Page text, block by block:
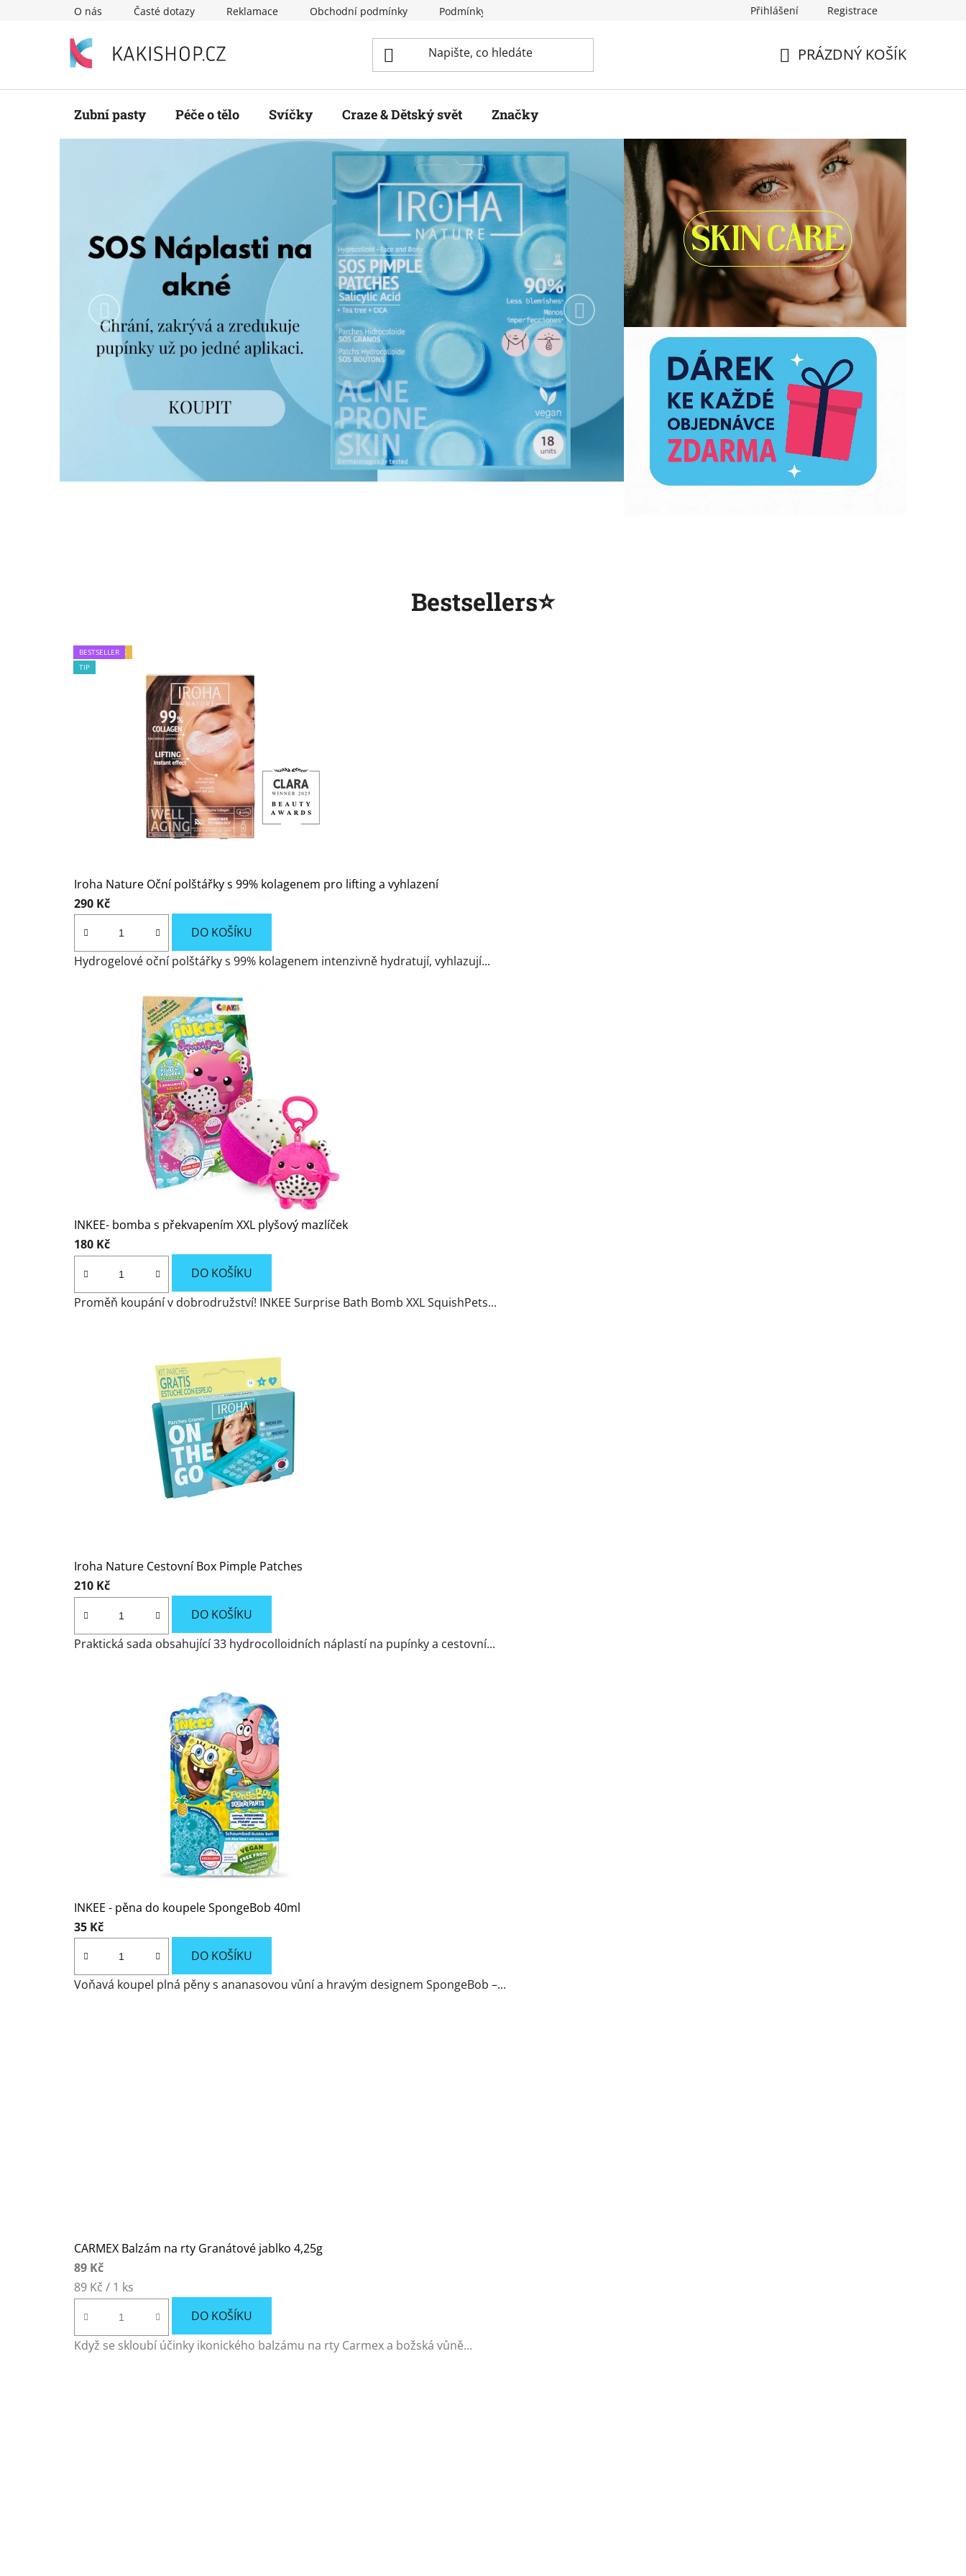
O nás Časté dotazy Reklamace Obchodní podmínky Podmínky ochrany osobních údajů Přihlášení Registrace
PRÁZDNÝ KOŠÍK
Zubní pasty Péče o tělo Svíčky Craze & Dětský svět Značky
Předchozí Následující
Bestsellers⭐️
Iroha Nature Oční polštářky s 99% kolagenem pro lifting a vyhlazení
290 Kč
DO KOŠÍKU
Hydrogelové oční polštářky s 99% kolagenem intenzivně hydratují, vyhlazují...
NOVINKA
TIP
INKEE- bomba s překvapením XXL plyšový mazlíček
180 Kč
DO KOŠÍKU
Proměň koupání v dobrodružství! INKEE Surprise Bath Bomb XXL SquishPets...
NOVINKA
Iroha Nature Cestovní Box Pimple Patches
210 Kč
DO KOŠÍKU
Praktická sada obsahující 33 hydrocolloidních náplastí na pupínky a cestovní...
TIP
INKEE - pěna do koupele SpongeBob 40ml
35 Kč
DO KOŠÍKU
Voňavá koupel plná pěny s ananasovou vůní a hravým designem SpongeBob –...
CARMEX Balzám na rty Granátové jablko 4,25g
89 Kč
Měrná
89 Kč / 1 ks
DO KOŠÍKU
Když se skloubí účinky ikonického balzámu na rty Carmex a božská vůně...
TIP
BESTSELLER
TIP
TIP
TIP
TIP
BESTSELLER
BESTSELLER
TIP NA DÁREK
BESTSELLER
BESTSELLER